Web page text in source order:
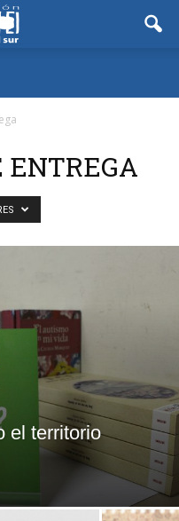
ENTREGA
el territorio